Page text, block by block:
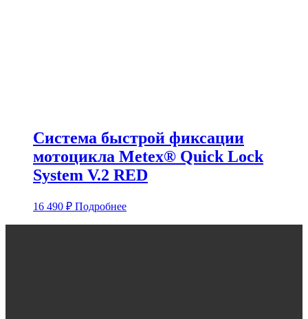
Система быстрой фиксации
мотоцикла Metex® Quick Lock
System V.2 RED
16 490 ₽ Подробнее